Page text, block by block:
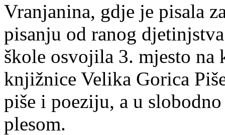
Vranjanina, gdje je pisala
pisanju od ranog
škole osvojila 3. mjesto na
knjižnice Velika Gorica
piše i poeziju, a u
plesom.